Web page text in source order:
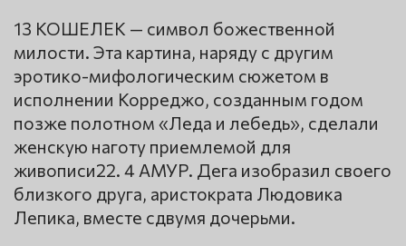
13 КОШЕЛЕК — символ божественной
милости. Эта картина, наряду с другим
эротико-мифологическим сюжетом в
исполнении Корреджо, созданным годом
позже полотном «Леда и лебедь», сделали
женскую наготу приемлемой для
живописи22. 4 АМУР. Дега изобразил своего
близкого друга, аристократа Людовика
Лепика, вместе сдвумя дочерьми.